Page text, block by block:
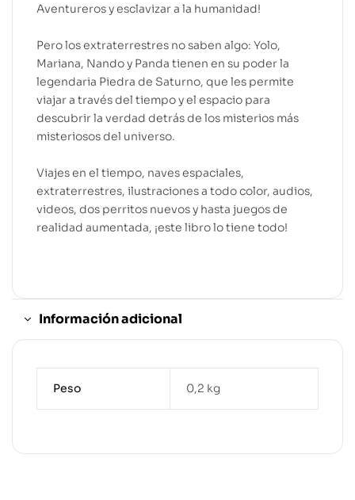
Aventureros y esclavizar a la humanidad!
Pero los extraterrestres no saben algo: Yolo,
Mariana, Nando y Panda tienen en su poder la
legendaria Piedra de Saturno, que les permite
viajar a través del tiempo y el espacio para
descubrir la verdad detrás de los misterios más
misteriosos del universo.
Viajes en el tiempo, naves espaciales,
extraterrestres, ilustraciones a todo color, audios,
videos, dos perritos nuevos y hasta juegos de
realidad aumentada, ¡este libro lo tiene todo!
Información adicional
Peso 0,2 kg